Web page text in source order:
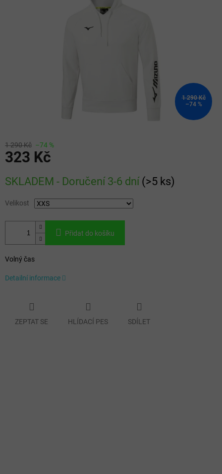
1 290 Kč
–74 %
1 290 Kč –74 %
323 Kč
cena:
SKLADEM - Doručení 3-6 dní (>5 ks)
Velikost
Přidat do košíku
Volný čas
Detailní informace
ZEPTAT SE HLÍDACÍ PES SDÍLET